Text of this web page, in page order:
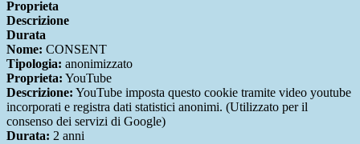
Proprieta
Descrizione
Durata
Nome: CONSENT
Tipologia: anonimizzato
Proprieta: YouTube
Descrizione: YouTube imposta questo cookie tramite video youtube
incorporati e registra dati statistici anonimi. (Utilizzato per il
consenso dei servizi di Google)
Durata: 2 anni